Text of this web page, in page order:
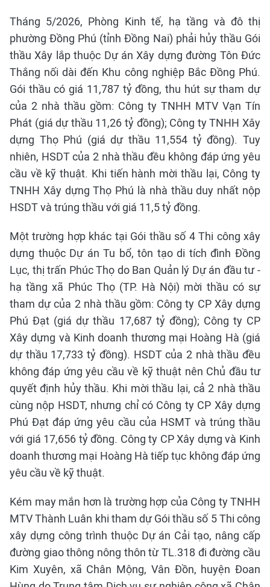
Tháng 5/2026, Phòng Kinh tế, hạ tầng và đô thị
phường Đồng Phú (tỉnh Đồng Nai) phải hủy thầu Gói
thầu Xây lắp thuộc Dự án Xây dựng đường Tôn Đức
Thắng nối dài đến Khu công nghiệp Bắc Đồng Phú.
Gói thầu có giá 11,787 tỷ đồng, thu hút sự tham dự
của 2 nhà thầu gồm: Công ty TNHH MTV Vạn Tín
Phát (giá dự thầu 11,26 tỷ đồng); Công ty TNHH Xây
dựng Thọ Phú (giá dự thầu 11,554 tỷ đồng). Tuy
nhiên, HSDT của 2 nhà thầu đều không đáp ứng yêu
cầu về kỹ thuật. Khi tiến hành mời thầu lại, Công ty
TNHH Xây dựng Thọ Phú là nhà thầu duy nhất nộp
HSDT và trúng thầu với giá 11,5 tỷ đồng.
Một trường hợp khác tại Gói thầu số 4 Thi công xây
dựng thuộc Dự án Tu bổ, tôn tạo di tích đình Đồng
Lục, thị trấn Phúc Thọ do Ban Quản lý Dự án đầu tư -
hạ tầng xã Phúc Thọ (TP. Hà Nội) mời thầu có sự
tham dự của 2 nhà thầu gồm: Công ty CP Xây dựng
Phú Đạt (giá dự thầu 17,687 tỷ đồng); Công ty CP
Xây dựng và Kinh doanh thương mại Hoàng Hà (giá
dự thầu 17,733 tỷ đồng). HSDT của 2 nhà thầu đều
không đáp ứng yêu cầu về kỹ thuật nên Chủ đầu tư
quyết định hủy thầu. Khi mời thầu lại, cả 2 nhà thầu
cùng nộp HSDT, nhưng chỉ có Công ty CP Xây dựng
Phú Đạt đáp ứng yêu cầu của HSMT và trúng thầu
với giá 17,656 tỷ đồng. Công ty CP Xây dựng và Kinh
doanh thương mại Hoàng Hà tiếp tục không đáp ứng
yêu cầu về kỹ thuật.
Kém may mắn hơn là trường hợp của Công ty TNHH
MTV Thành Luân khi tham dự Gói thầu số 5 Thi công
xây dựng công trình thuộc Dự án Cải tạo, nâng cấp
đường giao thông nông thôn từ TL.318 đi đường cầu
Kim Xuyên, xã Chân Mộng, Vân Đồn, huyện Đoan